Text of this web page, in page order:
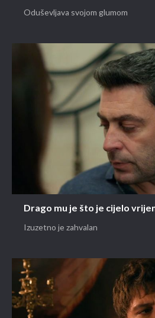
Oduševljava svojom glumom
Drago mu je što je cijelo
Izuzetno je zahvalan